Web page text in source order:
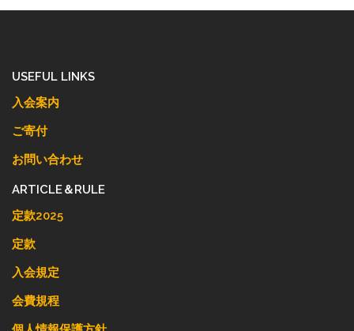
USEFUL LINKS
入会案内
ご寄付
お問い合わせ
ARTICLE＆RULE
定款2025
定款
入会規定
会費規程